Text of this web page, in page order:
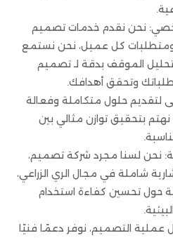
نحن نقدم خدمات تصميم
كل عميل، نحن نستمع
الموقف بدقة لـ تصميم
وتحقق أهدافك.
لتقديم حلول متكاملة وفعالة
بتحقيق توازن مثالي بين
نحن لسنا مجرد شركة تصميم،
شاملة في مجال الري الزراعي،
حول تحسين كفاءة استخدام
عملية التصميم، نوفر دعمًا فنيًا